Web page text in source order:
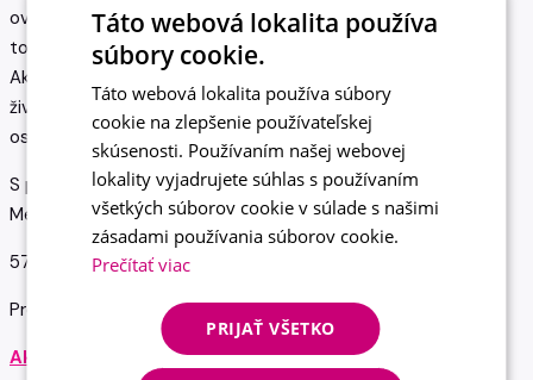
ovládam na komunikatívnej úrovni a veľmi rád by som sa v
tomto jazyku ďalej zdokonaľoval.
Ak Vás moja prax, ktorú uvádzam v priloženom profesijnom
životopise zaujala, rád sa s Vami stretnem a prekonzultujem
osobne možnosti potenciálnej spolupráce.
S pozdravom,
Meno Priezvisko
57
Predchádzajúci príspevok
Ako napísať životopis
Táto webová lokalita používa
súbory cookie.
Táto webová lokalita používa súbory
cookie na zlepšenie používateľskej
skúsenosti. Používaním našej webovej
lokality vyjadrujete súhlas s používaním
všetkých súborov cookie v súlade s našimi
zásadami používania súborov cookie.
Prečítať viac
PRIJAŤ VŠETKO